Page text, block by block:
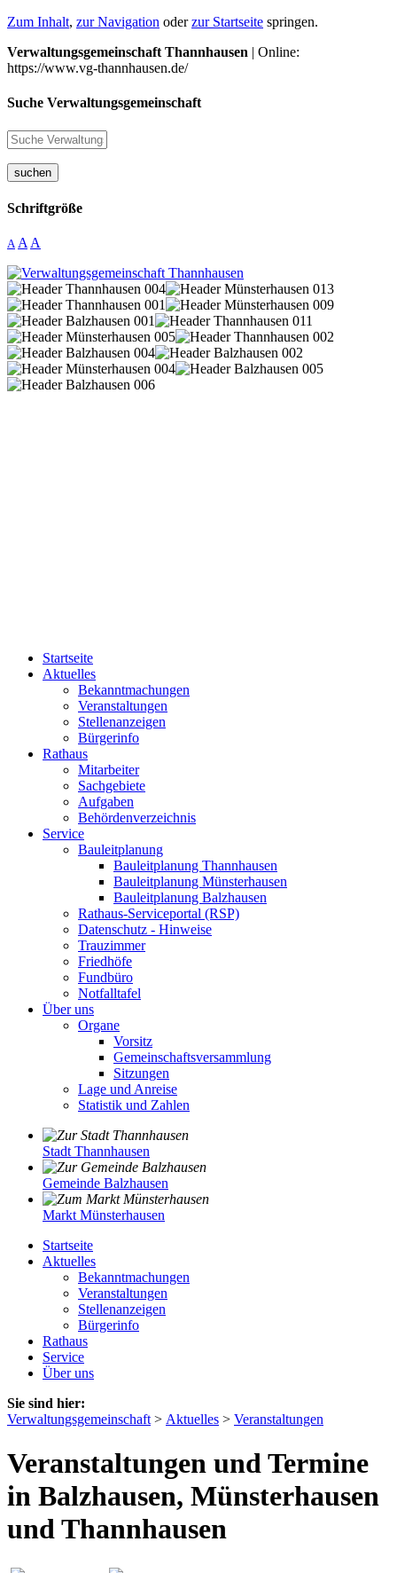
Zum Inhalt, zur Navigation oderzur Startseite springen.
Verwaltungsgemeinschaft Thannhausen | Online:
https://www.vg-thannhausen.de/
Suche Verwaltungsgemeinschaft
suchen
Schriftgröße
A A A
Startseite
Aktuelles
Bekanntmachungen
Veranstaltungen
Stellenanzeigen
Bürgerinfo
Rathaus
Mitarbeiter
Sachgebiete
Aufgaben
Behördenverzeichnis
Service
Bauleitplanung
Bauleitplanung Thannhausen
Bauleitplanung Münsterhausen
Bauleitplanung Balzhausen
Rathaus-Serviceportal (RSP)
Datenschutz - Hinweise
Trauzimmer
Friedhöfe
Fundbüro
Notfalltafel
Über uns
Organe
Vorsitz
Gemeinschaftsversammlung
Sitzungen
Lage und Anreise
Statistik und Zahlen
Stadt Thannhausen
Gemeinde Balzhausen
Markt Münsterhausen
Startseite
Aktuelles
Bekanntmachungen
Veranstaltungen
Stellenanzeigen
Bürgerinfo
Rathaus
Service
Über uns
Sie sind hier:
Verwaltungsgemeinschaft > Aktuelles > Veranstaltungen
Veranstaltungen und Termine
in Balzhausen, Münsterhausen
und Thannhausen